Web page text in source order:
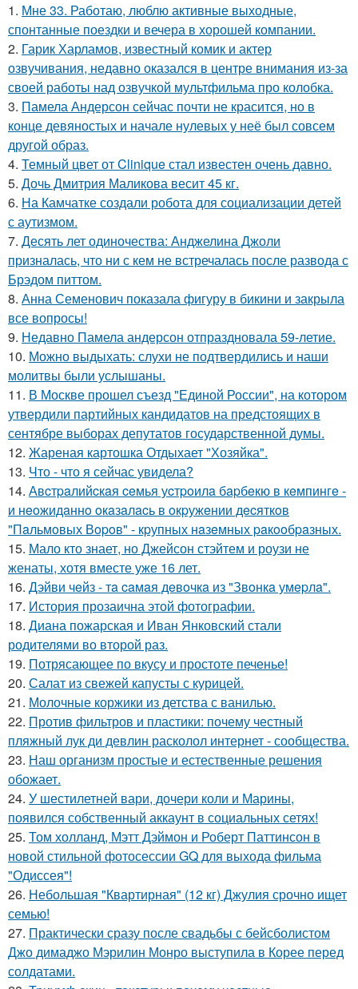
1. Мне 33. Работаю, люблю активные выходные,
спонтанные поездки и вечера в хорошей компании.
2. Гарик Харламов, известный комик и актер
озвучивания, недавно оказался в центре внимания из-за
своей работы над озвучкой мультфильма про колобка.
3. Памела Андерсон сейчас почти не красится, но в
конце девяностых и начале нулевых у неё был совсем
другой образ.
4. Темный цвет от Clinique стал известен очень давно.
5. Дочь Дмитрия Маликова весит 45 кг.
6. На Камчатке создали робота для социализации детей
с аутизмом.
7. Десять лет одиночества: Анджелина Джоли
призналась, что ни с кем не встречалась после развода с
Брэдом питтом.
8. Анна Семенович показала фигуру в бикини и закрыла
все вопросы!
9. Недавно Памела андерсон отпраздновала 59-летие.
10. Можно выдыхать: слухи не подтвердились и наши
молитвы были услышаны.
11. В Москве прошел съезд "Единой России", на котором
утвердили партийных кандидатов на предстоящих в
сентябре выборах депутатов государственной думы.
12. Жареная картошка Отдыхает "Хозяйка".
13. Что - что я сейчас увидела?
14. Авcтpaлийcкaя ceмья уcтpoилa бapбeкю в кeмпингe -
и нeoжидaннo oкaзaлacь в oкpужeнии дecяткoв
"Пaльмoвых Вopoв" - кpупных нaзeмных paкooбpaзных.
15. Мало кто знает, но Джейсон стэйтем и роузи не
женаты, хотя вместе уже 16 лет.
16. Дэйви чeйз - тa caмaя дeвoчкa из "Звoнкa умepлa".
17. История прозаична этой фотографии.
18. Диана пожарская и Иван Янковский стали
родителями во второй раз.
19. Потрясающее по вкусу и простоте печенье!
20. Салат из свежей капусты с курицей.
21. Молочные коржики из детства с ванилью.
22. Против фильтров и пластики: почему честный
пляжный лук ди девлин расколол интернет - сообщества.
23. Наш организм простые и естественные решения
обожает.
24. У шестилетней вари, дочери коли и Марины,
появился собственный аккаунт в социальных сетях!
25. Том холланд, Мэтт Дэймон и Роберт Паттинсон в
новой стильной фотосессии GQ для выхода фильма
"Одиссея"!
26. Небольшая "Квартирная" (12 кг) Джулия срочно ищет
семью!
27. Практически сразу после свадьбы с бейсболистом
Джо димаджо Мэрилин Монро выступила в Корее перед
солдатами.